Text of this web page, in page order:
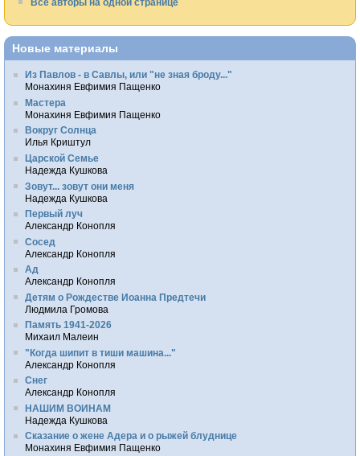
Новые материалы
Из Павлов - в Савлы, или "не зная броду..."
Монахиня Евфимия Пащенко
Мастера
Монахиня Евфимия Пащенко
Вокруг Солнца
Илья Криштул
Царской Семье
Надежда Кушкова
Зовут... зовут они меня
Надежда Кушкова
Первый луч
Александр Конопля
Сосед
Александр Конопля
Ад
Александр Конопля
Детям о Рождестве Иоанна Предтечи
Людмила Громова
Память 1941-2026
Михаил Малеин
"Когда шипит в тиши машина..."
Александр Конопля
Снег
Александр Конопля
НАШИМ ВОИНАМ
Надежда Кушкова
Сказание о жене Адера и о рыжей блуднице
Монахиня Евфимия Пащенко